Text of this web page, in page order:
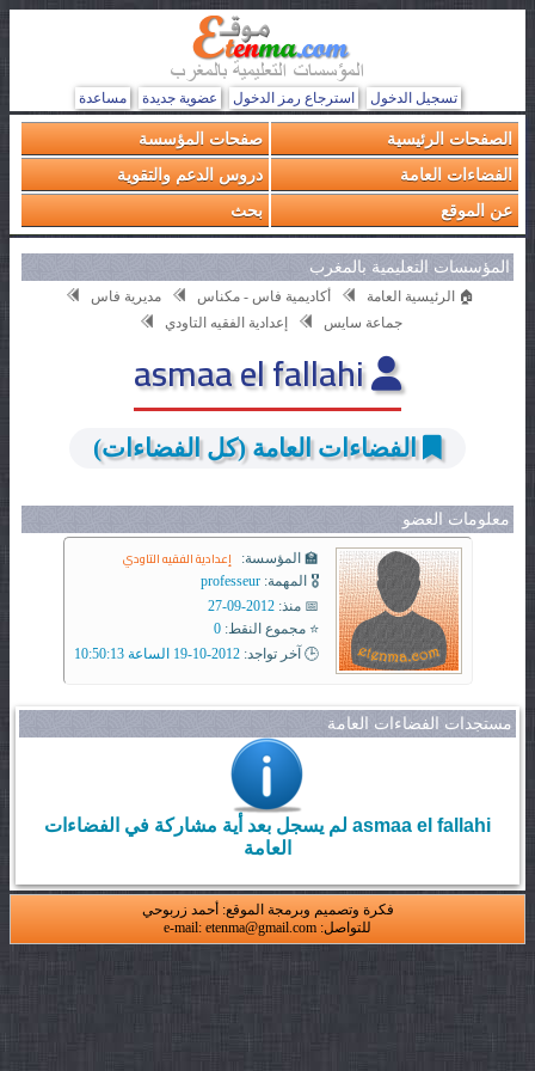
تسجيل الدخول استرجاع رمز الدخول عضوية جديدة مساعدة
الصفحات الرئيسية
صفحات المؤسسة
الفضاءات العامة
دروس الدعم والتقوية
عن الموقع
بحث
المؤسسات التعليمية بالمغرب
🏠 الرئيسية العامة أكاديمية فاس - مكناس
مديرية فاس
جماعة سايس
إعدادية الفقيه التاودي
asmaa el fallahi
الفضاءات العامة (كل الفضاءات)
معلومات العضو
🏫 المؤسسة: إعدادية الفقيه التاودي
🎖️ المهمة: professeur
📅 منذ: 2012-09-27
⭐ مجموع النقط: 0
🕒 آخر تواجد: 2012-10-19 الساعة 10:50:13
مستجدات الفضاءات العامة
asmaa el fallahi لم يسجل بعد أية مشاركة في الفضاءات
العامة
فكرة وتصميم وبرمجة الموقع: أحمد زربوحي
للتواصل: e-mail: etenma@gmail.com